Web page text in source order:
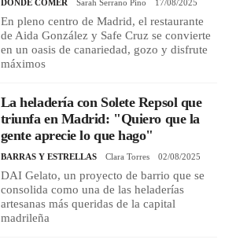
DÓNDE COMER Sarah Serrano Pino 17/08/2025
En pleno centro de Madrid, el restaurante
de Aida González y Safe Cruz se convierte
en un oasis de canariedad, gozo y disfrute
máximos
La heladería con Solete Repsol que
triunfa en Madrid: "Quiero que la
gente aprecie lo que hago"
BARRAS Y ESTRELLAS Clara Torres 02/08/2025
DAI Gelato, un proyecto de barrio que se
consolida como una de las heladerías
artesanas más queridas de la capital
madrileña